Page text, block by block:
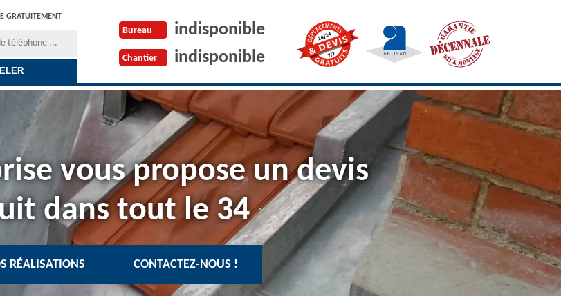
GRATUITEMENT
Bureau indisponible
Chantier indisponible
vous propose un devis
dans tout le 34
RÉALISATIONS CONTACTEZ-NOUS !